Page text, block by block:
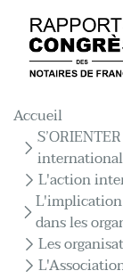
Fil d'Ariane
Accueil
international
L'action
dans les
Les